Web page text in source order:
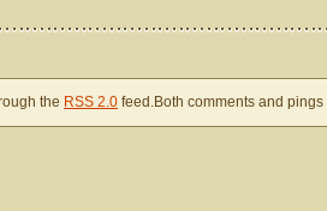
the RSS 2.0 feed.Both comments and